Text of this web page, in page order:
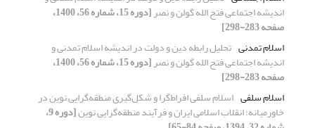
اندیشه اجتماعی فتح الله گولن و نصر [دوره 15، شماره 56، 1400،
صفحه 283-298]
اسلام تمدنی تحلیل رابطه دین و دولت در اندیشه اسلام تمدنی و
اندیشه اجتماعی فتح الله گولن و نصر [دوره 15، شماره 56، 1400،
صفحه 283-298]
اسلام سلفی اسلام سلفی افراط‌گرا و شکل‌گیری منطقه‌گرایی نوین در
خاورمیانه؛ انقلاب اسلامی ایران و فرآیند منطقه‌گرایی نوین [دوره 9،